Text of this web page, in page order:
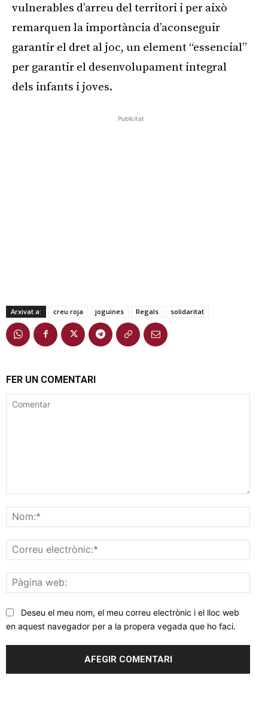
vulnerables d’arreu del territori i per això
remarquen la importància d’aconseguir
garantir el dret al joc, un element “essencial”
per garantir el desenvolupament integral
dels infants i joves.
Publicitat
Arxivat a: creu roja joguines Regals solidaritat
FER UN COMENTARI
web:
Deseu el meu nom, el meu correu electrònic i el lloc web
en aquest navegador per a la propera vegada que ho faci.